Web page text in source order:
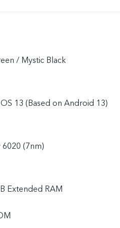
/ Mystic Black
13 (Based on Android 13)
(7nm)
Extended RAM